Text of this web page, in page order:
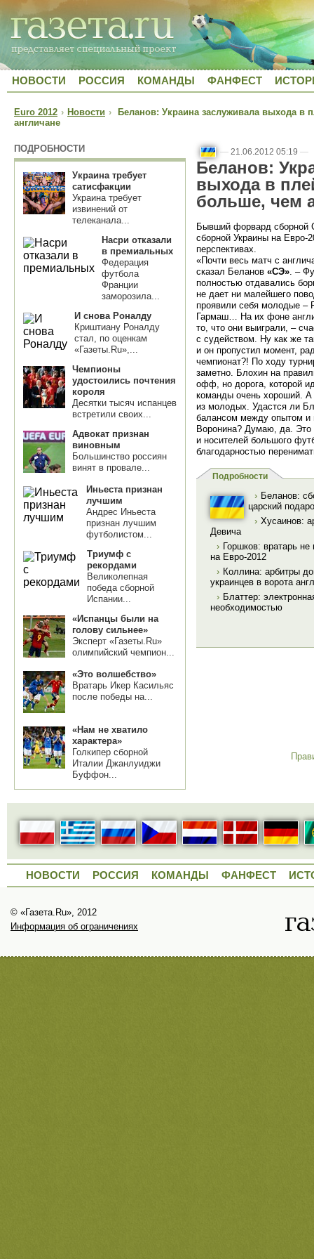
НОВОСТИ РОССИЯ КОМАНДЫ ФАНФЕСТ
Euro 2012 › Новости › Беланов: Украина заслуживала выхода
англичане
ПОДРОБНОСТИ
Украина требует
сатисфакции
Украина требует
извинений от
телеканала...
Насри отказали
в премиальных
Федерация
футбола
Франции
заморозила...
И снова Роналду
Криштиану Роналду
стал, по оценкам
«Газеты.Ru»,...
Чемпионы
удостоились почтения
короля
Десятки тысяч испанцев
встретили своих...
Адвокат признан
виновным
Большинство россиян
винят в провале...
Иньеста признан
лучшим
Андрес Иньеста
признан лучшим
футболистом...
Триумф с
рекордами
Великолепная
победа сборной
Испании...
«Испанцы были на
голову сильнее»
Эксперт «Газеты.Ru»
олимпийский чемпион...
«Это волшебство»
Вратарь Икер Касильяс
после победы на...
«Нам не хватило
характера»
Голкипер сборной
Италии Джанлуиджи
Буффон...
— 21.06.2012 05:19 —
Беланов:
выхода в
больше, чем
Бывший форвард сборной
сборной Украины на Евро-
перспективах.
«Почти весь матч с
сказал Беланов «СЭ» . –
полностью отдавались
не дает ни малейшего
проявили себя молодые –
Гармаш… На их фоне
то, что они выиграли, –
с судейством. Ну как же
и он пропустил момент,
чемпионат?! По ходу
заметно. Блохин на
офф, но дорога, которой
команды очень хороший. А
из молодых. Удастся ли
балансом между опытом и
Воронина? Думаю, да. Это
и носителей большого
благодарностью
Подробности
› Беланов:
царский
› Хусаинов:
Девича
› Горшков: вратарь
на Евро-2012
› Коллина: арбитры
украинцев в ворота
› Блаттер:
необходимостью
НОВОСТИ РОССИЯ КОМАНДЫ ФАНФЕСТ
© «Газета.Ru», 2012
Информация об ограничениях